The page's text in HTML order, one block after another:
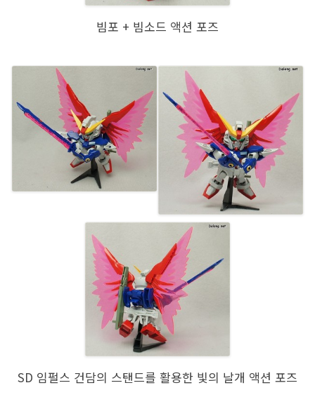
빔포 + 빔소드 액션 포즈
SD 임펄스 건담의 스탠드를 활용한 빛의 날개 액션 포즈